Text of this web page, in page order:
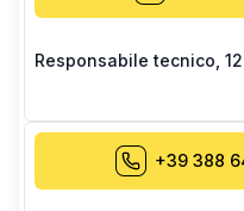
Responsabile tecnico
+39 388